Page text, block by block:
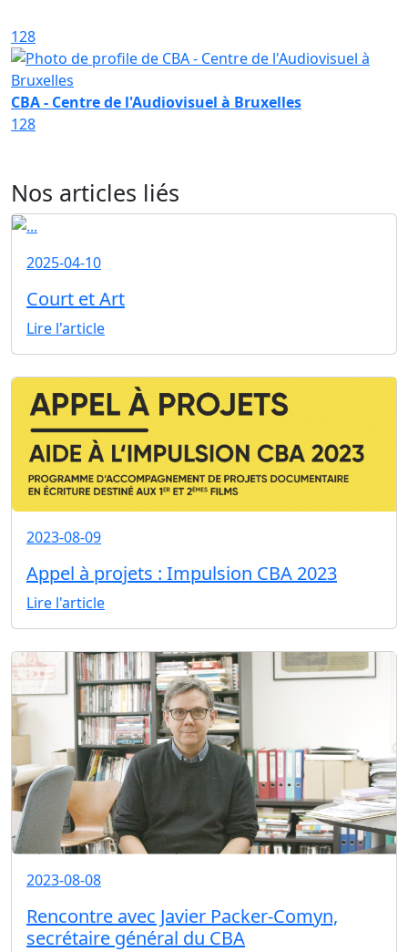
128
CBA - Centre de l'Audiovisuel à Bruxelles
128
Nos articles liés
2025-04-10
Court et Art
Lire l'article
2023-08-09
Appel à projets : Impulsion CBA 2023
Lire l'article
2023-08-08
Rencontre avec Javier Packer-Comyn,
secrétaire général du CBA